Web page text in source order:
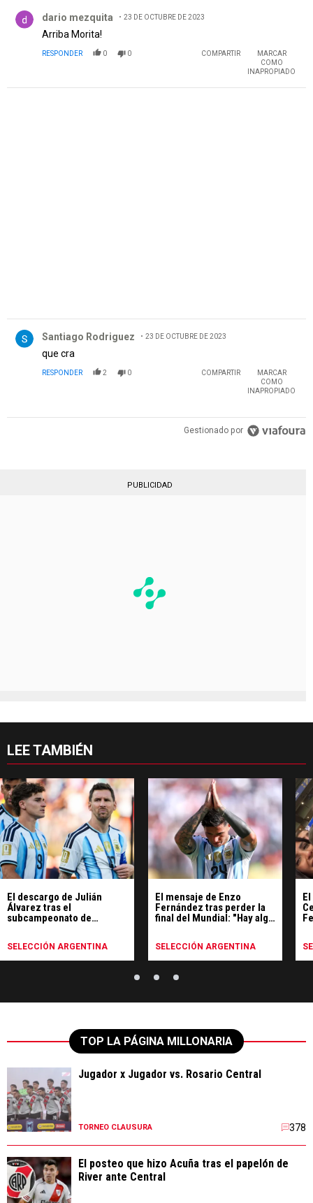
dario mezquita 23 DE OCTUBRE DE 2023
Arriba Morita!
RESPONDER 0 0 COMPARTIR
MARCAR
COMO
INAPROPIADO
Santiago Rodriguez 23 DE OCTUBRE DE 2023
que cra
RESPONDER 2 0 COMPARTIR
MARCAR
COMO
INAPROPIADO
Gestionado por
PUBLICIDAD
LEE TAMBIÉN
El descargo de Julián
Álvarez tras el
subcampeonato de
SELECCIÓN ARGENTINA
El mensaje de Enzo
Fernández tras perder la
final del Mundial: "Hay algo
resultado"
SELECCIÓN ARGENTINA
TOP LA PÁGINA MILLONARIA
Jugador x Jugador vs. Rosario Central
TORNEO CLAUSURA 378
El posteo que hizo Acuña tras el papelón de
River ante Central